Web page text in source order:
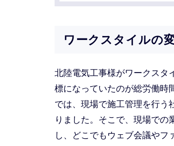
ワークスタイルの
北陸電気工事様がワークスタ
標になっていたのが総労働時
では、現場で施工管理を行う
りました。そこで、現場での
し、どこでもウェブ会議やフ